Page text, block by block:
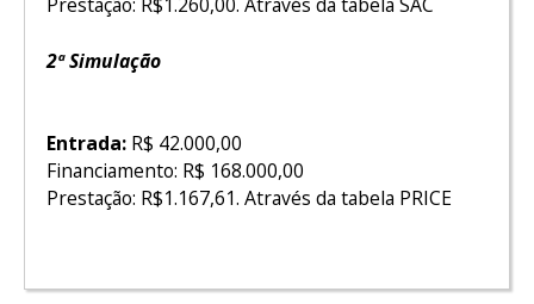
Prestação: R$1.260,00. Através da tabela SAC
2ª Simulação
Entrada:R$ 42.000,00
Financiamento: R$ 168.000,00
Prestação: R$1.167,61. Através da tabela PRICE